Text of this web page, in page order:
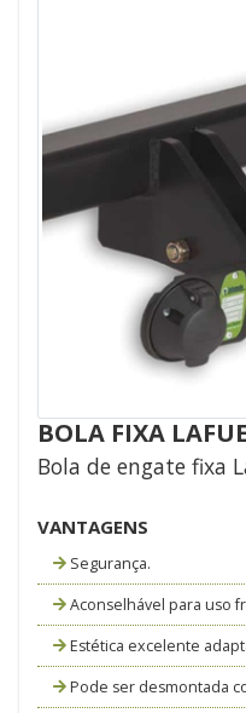
BOLA FIXA
Bola de engate fixa
VANTAGENS
Segurança.
Aconselhável para uso
Estética excelente
Pode ser desmontada